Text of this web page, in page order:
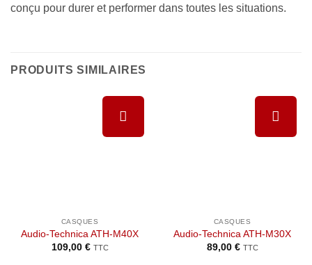
conçu pour durer et performer dans toutes les situations.
PRODUITS SIMILAIRES
CASQUES
Audio-Technica ATH-M40X
109,00 € TTC
CASQUES
Audio-Technica ATH-M30X
89,00 € TTC